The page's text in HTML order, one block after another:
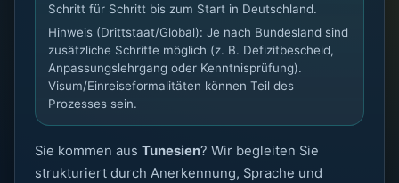
Schritt für Schritt bis zum Start in Deutschland.
Hinweis (Drittstaat/Global): Je nach Bundesland sind
zusätzliche Schritte möglich (z. B. Defizitbescheid,
Anpassungslehrgang oder Kenntnisprüfung).
Visum/Einreiseformalitäten können Teil des
Prozesses sein.
Sie kommen aus Tunesien? Wir begleiten Sie
strukturiert durch Anerkennung, Sprache und